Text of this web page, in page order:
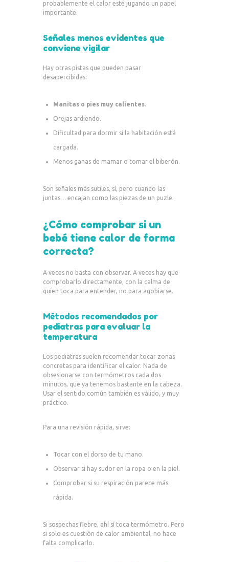
probablemente el calor esté jugando un papel
importante.
Señales menos evidentes que
conviene vigilar
Hay otras pistas que pueden pasar
desapercibidas:
Manitas o pies muy calientes.
Orejas ardiendo.
Dificultad para dormir si la habitación está
cargada.
Menos ganas de mamar o tomar el biberón.
Son señales más sutiles, sí, pero cuando las
juntas… encajan como las piezas de un puzle.
¿Cómo comprobar si un
bebé tiene calor de forma
correcta?
A veces no basta con observar. A veces hay que
comprobarlo directamente, con la calma de
quien toca para entender, no para agobiarse.
Métodos recomendados por
pediatras para evaluar la
temperatura
Los pediatras suelen recomendar tocar zonas
concretas para identificar el calor. Nada de
obsesionarse con termómetros cada dos
minutos, que ya tenemos bastante en la cabeza.
Usar el sentido común también es válido, y muy
práctico.
Para una revisión rápida, sirve:
Tocar con el dorso de tu mano.
Observar si hay sudor en la ropa o en la piel.
Comprobar si su respiración parece más
rápida.
Si sospechas fiebre, ahí sí toca termómetro. Pero
si solo es cuestión de calor ambiental, no hace
falta complicarlo.